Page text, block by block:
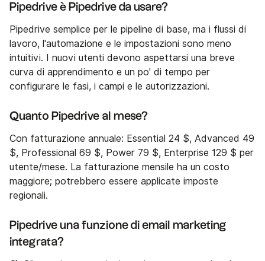
Pipedrive è Pipedrive da usare?
Pipedrive semplice per le pipeline di base, ma i flussi di
lavoro, l'automazione e le impostazioni sono meno
intuitivi. I nuovi utenti devono aspettarsi una breve
curva di apprendimento e un po' di tempo per
configurare le fasi, i campi e le autorizzazioni.
Quanto Pipedrive al mese?
Con fatturazione annuale: Essential 24 $, Advanced 49
$, Professional 69 $, Power 79 $, Enterprise 129 $ per
utente/mese. La fatturazione mensile ha un costo
maggiore; potrebbero essere applicate imposte
regionali.
Pipedrive una funzione di email marketing
integrata?